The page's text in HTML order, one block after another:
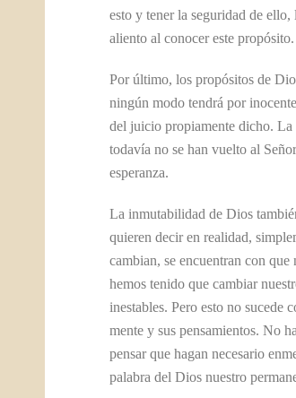
esto y tener la seguridad de
aliento al conocer este propósito.
Por último, los propósitos de
ningún modo tendrá por
del juicio propiamente dicho. La
todavía no se han vuelto al
esperanza.
La inmutabilidad de Dios
quieren decir en realidad,
cambian, se encuentran con
hemos tenido que cambiar
inestables. Pero esto no sucede
mente y sus pensamientos. No
pensar que hagan necesario
palabra del Dios nuestro